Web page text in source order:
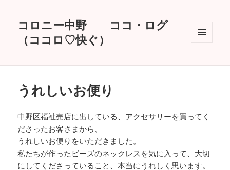
コロニー中野 ココ・ログ
（ココロ♡快ぐ）
ィジェ
うれしいお便り
中野区福祉売店に出している、アクセサリーを買ってく
ださったお客さまから、
うれしいお便りをいただきました。
私たちが作ったビーズのネックレスを気に入って、大切
にしてくださっていること、本当にうれしく思います。